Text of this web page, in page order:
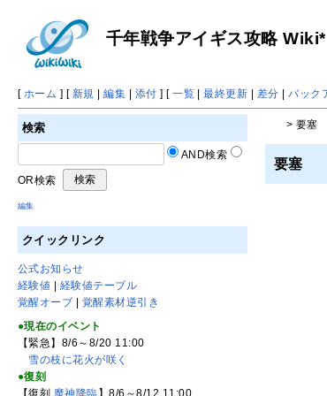
千年戦争アイギス攻略 Wiki*
[ ホーム ] [ 新規 |編集 | 添付 ] [一覧 |最終更新 | 差分 |バック
> 要塞
要塞
検索
AND検索
OR検索
編集
クイックリンク
公式お知らせ
経験値
経験値テーブル
覚醒オーブ
覚醒素材逆引き
●現在のイベント
【緊急】8/6～8/20 11:00
雪の枝に花火が咲く
●復刻